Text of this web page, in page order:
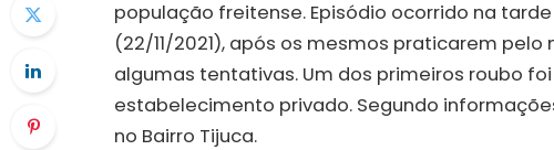
população freitense. Episódio ocorrido na
(22/11/2021), após os mesmos praticarem
algumas tentativas. Um dos primeiros roubo
estabelecimento privado. Segundo
no Bairro Tijuca.